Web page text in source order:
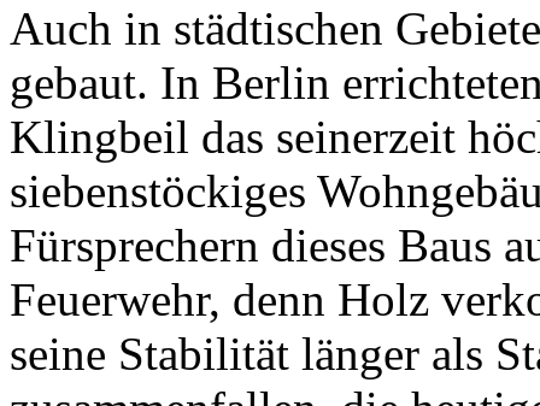
Auch in städtischen
gebaut. In Berlin
Klingbeil das seinerzeit
siebenstöckiges
Fürsprechern dieses Baus
Feuerwehr, denn Holz
seine Stabilität länger als